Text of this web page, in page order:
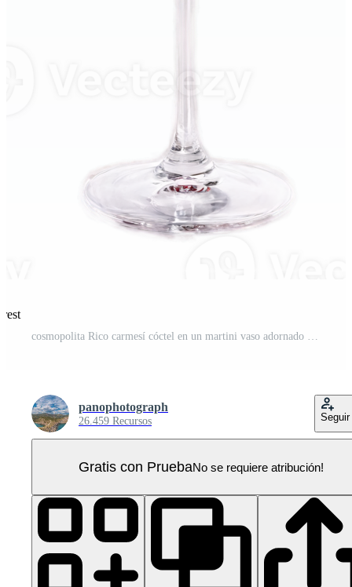
cosmopolita Rico carmesí cóctel en un martini vaso adornado con un Cereza en un suave PNG Pro
panophotograph
26.459 Recursos Seguir
Gratis con PruebaNo se requiere atribución!